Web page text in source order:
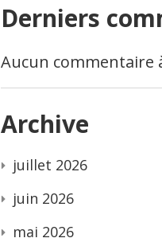
Derniers
Aucun commentaire
Archive
juillet 2026
juin 2026
mai 2026